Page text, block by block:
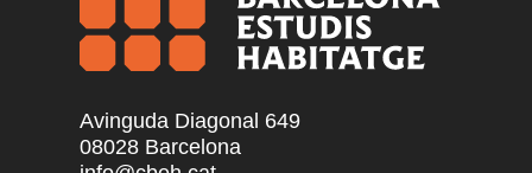
Avinguda Diagonal 649
08028 Barcelona